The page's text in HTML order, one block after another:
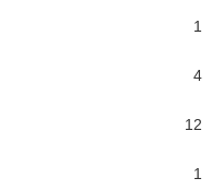
1
4
12
1